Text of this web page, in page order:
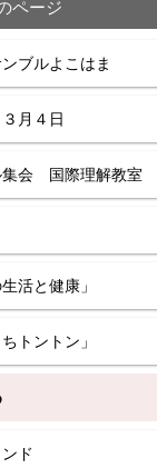
ページ
ブルよこはま
月４日
集会 国際理解教室
活と健康」
トントン」
ド